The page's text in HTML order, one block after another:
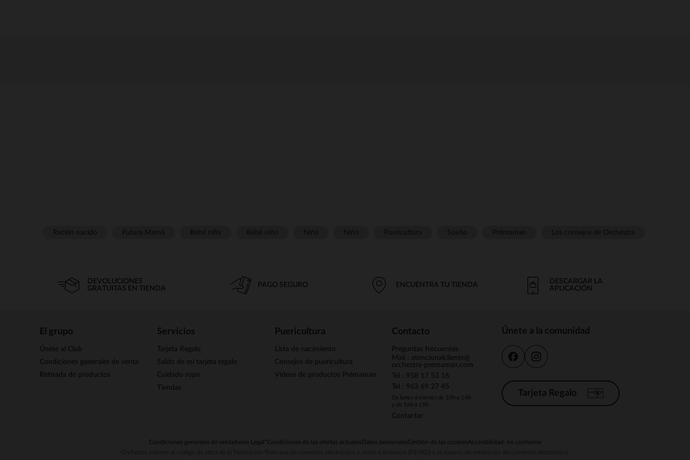
DEVOLUCIONES
GRATUITAS EN TIENDA
PAGO SEGURO ENCUENTRA TU TIENDA
DESCARGAR LA
APLICACIÓN
El grupo
Únete al Club
Condiciones generales de venta
Retirada de productos
Servicios
Tarjeta Regalo
Saldo de mi tarjeta regalo
Cuidado ropa
Tiendas
Puericultura
Lista de nacimiento
Consejos de puericultura
Vídeos de productos Prémaman
Contacto
Preguntas frecuentes
Mail : atencionalcliente@
orchestra-premaman.com
Tel : 958 17 53 16
Tel : 963 69 27 45
De lunes a viernes de 10h a 14h
y de 16h a 19h
Contactar
Únete a la comunidad
Tarjeta Regalo
Condiciones generales de ventaAviso Legal *Condiciones de las ofertas actuales Datos personalesGestión de las cookiesAccesibilidad: no conforme